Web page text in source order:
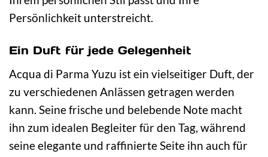
Persönlichkeit unterstreicht.
Ein Duft für jede Gelegenheit
Acqua di Parma Yuzu ist ein vielseitiger Duft, der
zu verschiedenen Anlässen getragen werden
kann. Seine frische und belebende Note macht
ihn zum idealen Begleiter für den Tag, während
seine elegante und raffinierte Seite ihn auch für